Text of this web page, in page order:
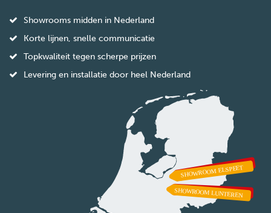
Showrooms midden in Nederland
Korte lijnen, snelle communicatie
Topkwaliteit tegen scherpe prijzen
Levering en installatie door heel Nederland